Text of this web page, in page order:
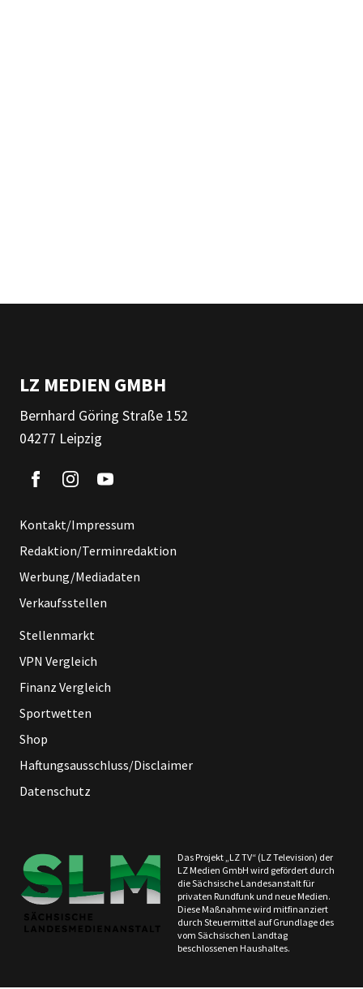
LZ MEDIEN GMBH
Bernhard Göring Straße 152
04277 Leipzig
Kontakt/Impressum
Redaktion/Terminredaktion
Werbung/Mediadaten
Verkaufsstellen
Stellenmarkt
VPN Vergleich
Finanz Vergleich
Sportwetten
Shop
Haftungsausschluss/Disclaimer
Datenschutz
Das Projekt „LZ TV“ (LZ Television) der
LZ Medien GmbH wird gefördert durch
die Sächsische Landesanstalt für
privaten Rundfunk und neue Medien.
Diese Maßnahme wird mitfinanziert
durch Steuermittel auf Grundlage des
vom Sächsischen Landtag
beschlossenen Haushaltes.